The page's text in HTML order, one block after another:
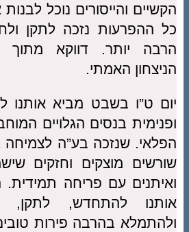
הקשיים והייסורים נוכל
כל ההפרעות נזכה לתקן
הרבה יותר. דווקא מתוך
הניצחון האמתי.
יום ט”ו בשבט מביא אותנו
ופנימית בנסים הגלויים
הפלאי. שנזכה בע”ה לצמיחה
שורשים מוצקים וחזקים
ואיתנים עם פריחה
אותנו להתחדש, לתקן,
ולהתמלא בהרבה פירות